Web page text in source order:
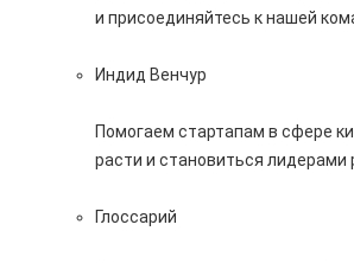
и присоединяйтесь к нашей
Индид Венчур
Помогаем стартапам в сфере
расти и становиться лидерами
Глоссарий